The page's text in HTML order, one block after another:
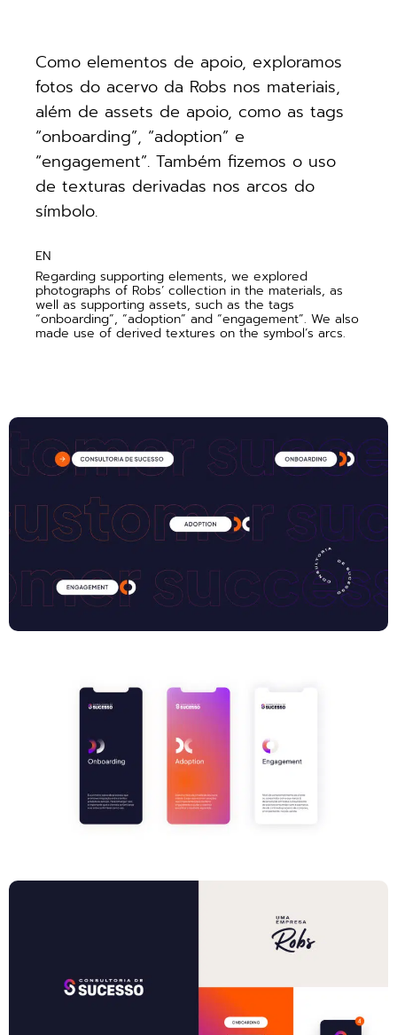
Como elementos de apoio, exploramos
fotos do acervo da Robs nos materiais,
além de assets de apoio, como as tags
“onboarding”, “adoption” e
“engagement”. Também fizemos o uso
de texturas derivadas nos arcos do
símbolo.
EN
Regarding supporting elements, we explored
photographs of Robs’ collection in the materials, as
well as supporting assets, such as the tags
“onboarding”, “adoption” and “engagement”. We also
made use of derived textures on the symbol’s arcs.